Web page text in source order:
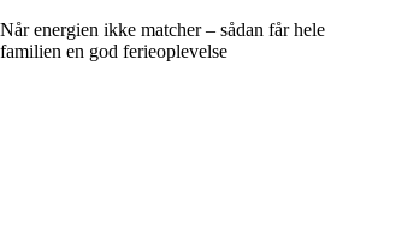
Når energien ikke matcher – sådan får hele
familien en god ferieoplevelse